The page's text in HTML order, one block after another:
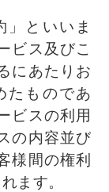
といいま
ビス及びこ
にあたりお
たものであ
ビスの利用
の内容並び
様間の権利
ます。